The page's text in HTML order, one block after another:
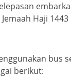
Haji
bus
berikut: